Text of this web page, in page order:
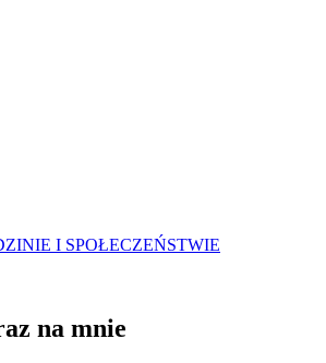
I SPOŁECZEŃSTWIE
na mnie